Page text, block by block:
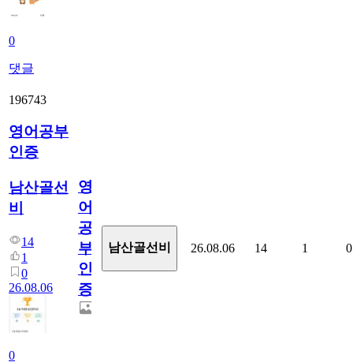
0
댓글
196743
영어공부
인증
남산골선
비
14
1
0
26.08.06
0
영
어
공
부
인
증
남산골선비 26.08.06 14 1 0